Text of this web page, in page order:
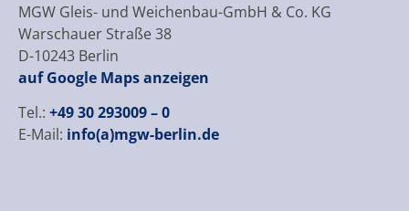
MGW Gleis- und Weichenbau-GmbH & Co. KG
Warschauer Straße 38
D-10243 Berlin
auf Google Maps anzeigen
Tel.: +49 30 293009 – 0
E-Mail: info(a)mgw-berlin.de